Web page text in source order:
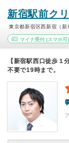
新宿駅前ク
東京都新宿区西新宿（新
マイナ受付 (スマホ可)
【新宿駅西口徒歩１
不要で19時まで。